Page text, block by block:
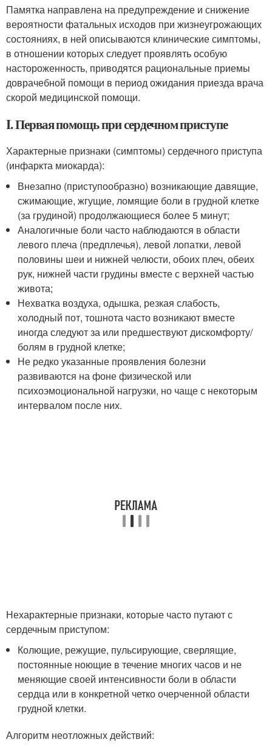
Памятка направлена на предупреждение и снижение
вероятности фатальных исходов при жизнеугрожающих
состояниях, в ней описываются клинические симптомы,
в отношении которых следует проявлять особую
настороженность, приводятся рациональные приемы
доврачебной помощи в период ожидания приезда врача
скорой медицинской помощи.
I. Первая помощь при сердечном приступе
Характерные признаки (симптомы) сердечного приступа
(инфаркта миокарда):
Внезапно (приступообразно) возникающие давящие,
сжимающие, жгущие, ломящие боли в грудной клетке
(за грудиной) продолжающиеся более 5 минут;
Аналогичные боли часто наблюдаются в области
левого плеча (предплечья), левой лопатки, левой
половины шеи и нижней челюсти, обоих плеч, обеих
рук, нижней части грудины вместе с верхней частью
живота;
Нехватка воздуха, одышка, резкая слабость,
холодный пот, тошнота часто возникают вместе
иногда следуют за или предшествуют дискомфорту/
болям в грудной клетке;
Не редко указанные проявления болезни
развиваются на фоне физической или
психоэмоциональной нагрузки, но чаще с некоторым
интервалом после них.
Нехарактерные признаки, которые часто путают с
сердечным приступом:
Колющие, режущие, пульсирующие, сверлящие,
постоянные ноющие в течение многих часов и не
меняющие своей интенсивности боли в области
сердца или в конкретной четко очерченной области
грудной клетки.
Алгоритм неотложных действий: